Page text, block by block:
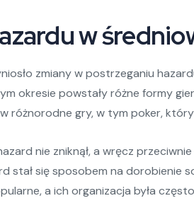
w
zmiany w postrzeganiu
okresie powstały różne formy
różnorodne gry, w tym poker,
nie zniknął, a wręcz
stał się sposobem na dorobienie
a ich organizacja była